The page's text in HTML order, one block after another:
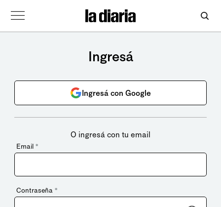
Ingresá
Ingresá con Google
O ingresá con tu email
Email *
Contraseña *